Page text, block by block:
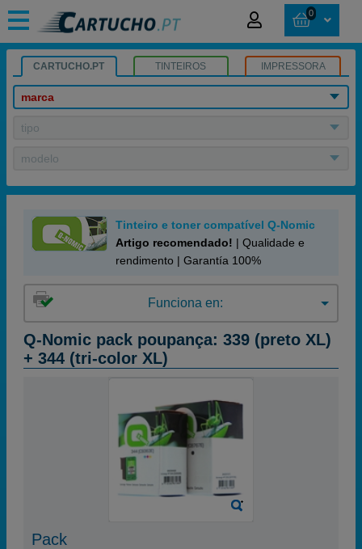
0
CARTUCHO.PT TINTEIROS IMPRESSORA
marca
tipo
modelo
Tinteiro e toner compatível Q-Nomic
Artigo recomendado! | Qualidade e
rendimento | Garantía 100%
Funciona en:
Q-Nomic pack poupança: 339 (preto XL)
+ 344 (tri-color XL)
Pack